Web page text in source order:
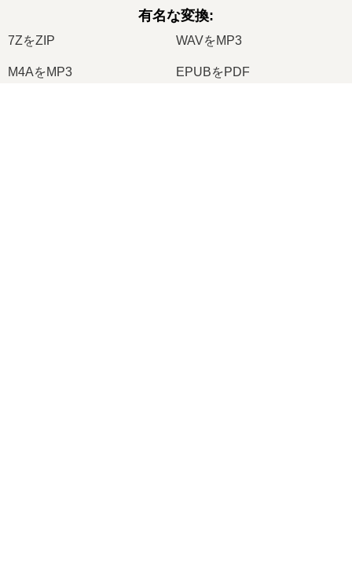
有名な変換:
7ZをZIP WAVをMP3
M4AをMP3 EPUBをPDF